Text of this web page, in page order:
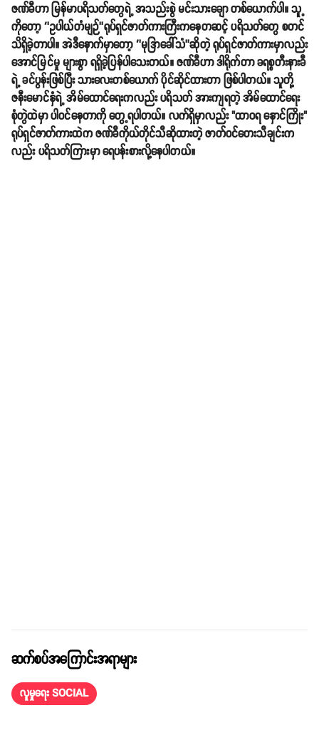
ဇဏ်ခီဟာ မြန်မာပရိသတ်တွေရဲ့ အသည်းစွဲ မင်းသားချော တစ်ယောက်ပါ။ သူ့
ကိုတော့ ‘’ဥပါယ်တံမျဉ်’’ရုပ်ရှင်ဇာတ်ကားကြီးကနေတဆင့် ပရိသတ်တွေ စတင်
သိရှိခဲ့တာပါ။ အဲဒီနောက်မှာတော့ ‘’မုဒြာခေါ်သံ’’ဆိုတဲ့ ရုပ်ရှင်ဇာတ်ကားမှာလည်း
အောင်မြင်မှု များစွာ ရရှိခဲ့ပြန်ပါသေးတယ်။ ဇဏ်ခီဟာ ဒါရိုက်တာ ခရစ္စတီးနားခီ
ရဲ့ ခင်ပွန်းဖြစ်ပြီး သားလေးတစ်ယောက် ပိုင်ဆိုင်ထားတာ ဖြစ်ပါတယ်။ သူတို့
ဇနီးမောင်နှံရဲ့ အိမ်ထောင်ရေးကလည်း ပရိသတ် အားကျရတဲ့ အိမ်ထောင်ရေး
စုံတွဲထဲမှာ ပါဝင်နေတာကို တွေ့ရပါတယ်။ လက်ရှိမှာလည်း "ထာဝရ နှောင်ကြိုး"
ရုပ်ရှင်ဇာတ်ကားထဲက ဇဏ်ခီကိုယ်တိုင်သီဆိုထားတဲ့ ဇာတ်ဝင်တေးသီချင်းက
လည်း ပရိသတ်ကြားမှာ ရေပန်းစားလို့နေပါတယ်။
ဆက်စပ်အကြောင်းအရာများ
လူမှုရေး SOCIAL